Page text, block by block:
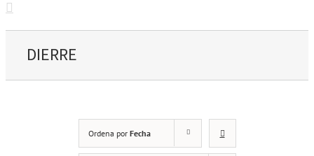
DIERRE
Ordena por Fecha